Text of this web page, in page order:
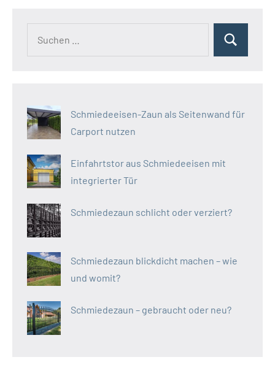
Suchen
Schmiedeeisen-Zaun als Seitenwand für
Carport nutzen
Einfahrtstor aus Schmiedeeisen mit
integrierter Tür
Schmiedezaun schlicht oder verziert?
Schmiedezaun blickdicht machen – wie
und womit?
Schmiedezaun – gebraucht oder neu?